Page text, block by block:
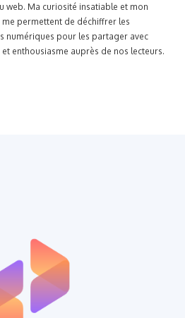
web. Ma curiosité insatiable et mon
me permettent de déchiffrer les
numériques pour les partager avec
enthousiasme auprès de nos lecteurs.